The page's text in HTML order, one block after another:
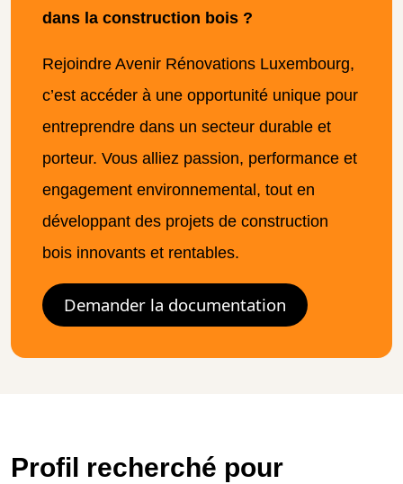
dans la construction bois ?
Rejoindre Avenir Rénovations Luxembourg,
c’est accéder à une opportunité unique pour
entreprendre dans un secteur durable et
porteur. Vous alliez passion, performance et
engagement environnemental, tout en
développant des projets de construction
bois innovants et rentables.
Demander la documentation
Profil recherché pour